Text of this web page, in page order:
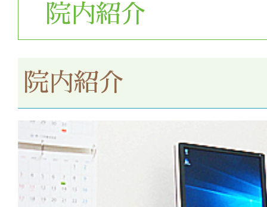
院内紹介
受付・待合室・中待合
診察室・処置室
レントゲン室・内視鏡
エコー室
院内紹介